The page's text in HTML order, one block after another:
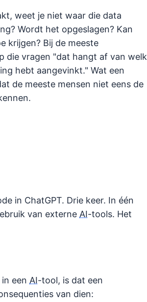
weet je niet waar die data
Wordt het opgeslagen? Kan
krijgen? Bij de meeste
die vragen "dat hangt af van welk
hebt aangevinkt." Wat een
de meeste mensen niet eens de
in ChatGPT. Drie keer. In één
van externe AI-tools. Het
een AI-tool, is dat een
van dien: